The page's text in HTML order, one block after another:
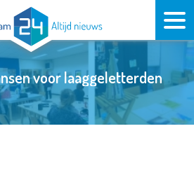
voor laaggeletterden